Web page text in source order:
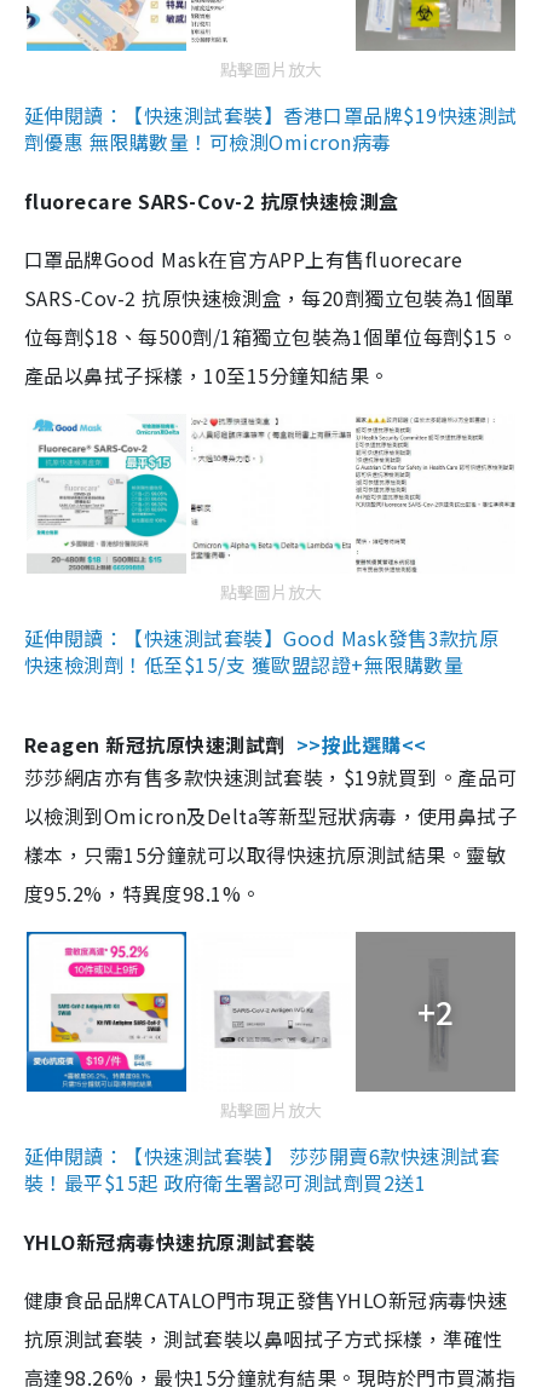
點擊圖片放大
延伸閱讀：【快速測試套裝】香港口罩品牌$19快速測試
劑優惠 無限購數量！可檢測Omicron病毒
fluorecare SARS-Cov-2 抗原快速檢測盒
口罩品牌Good Mask在官方APP上有售fluorecare
SARS-Cov-2 抗原快速檢測盒，每20劑獨立包裝為1個單
位每劑$18、每500劑/1箱獨立包裝為1個單位每劑$15。
產品以鼻拭子採樣，10至15分鐘知結果。
點擊圖片放大
延伸閱讀：【快速測試套裝】Good Mask發售3款抗原
快速檢測劑！低至$15/支 獲歐盟認證+無限購數量
Reagen 新冠抗原快速測試劑 >>按此選購<<
莎莎網店亦有售多款快速測試套裝，$19就買到。產品可
以檢測到Omicron及Delta等新型冠狀病毒，使用鼻拭子
樣本，只需15分鐘就可以取得快速抗原測試結果。靈敏
度95.2%，特異度98.1%。
+2
點擊圖片放大
延伸閱讀：【快速測試套裝】 莎莎開賣6款快速測試套
裝！最平$15起 政府衛生署認可測試劑買2送1
YHLO新冠病毒快速抗原測試套裝
健康食品品牌CATALO門市現正發售YHLO新冠病毒快速
抗原測試套裝，測試套裝以鼻咽拭子方式採樣，準確性
高達98.26%，最快15分鐘就有結果。現時於門市買滿指